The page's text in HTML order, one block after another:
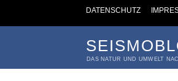
DATENSCHUTZ
DAS NATUR UND UMWELT